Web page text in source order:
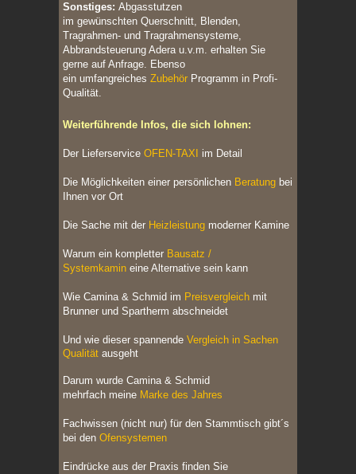
Sonstiges: Abgasstutzen
im gewünschten Querschnitt, Blenden,
Tragrahmen- und Tragrahmensysteme,
Abbrandsteuerung Adera u.v.m. erhalten Sie
gerne auf Anfrage. Ebenso
ein umfangreiches Zubehör Programm in Profi-
Qualität.
Weiterführende Infos, die sich lohnen:
Der Lieferservice OFEN-TAXI im Detail
Die Möglichkeiten einer persönlichen Beratung bei
Ihnen vor Ort
Die Sache mit der Heizleistung moderner Kamine
Warum ein kompletter Bausatz /
Systemkamin eine Alternative sein kann
Wie Camina & Schmid im Preisvergleich mit
Brunner und Spartherm abschneidet
Und wie dieser spannende Vergleich in Sachen
Qualität ausgeht
Darum wurde Camina & Schmid
mehrfach meine Marke des Jahres
Fachwissen (nicht nur) für den Stammtisch gibt´s
bei den Ofensystemen
Eindrücke aus der Praxis finden Sie